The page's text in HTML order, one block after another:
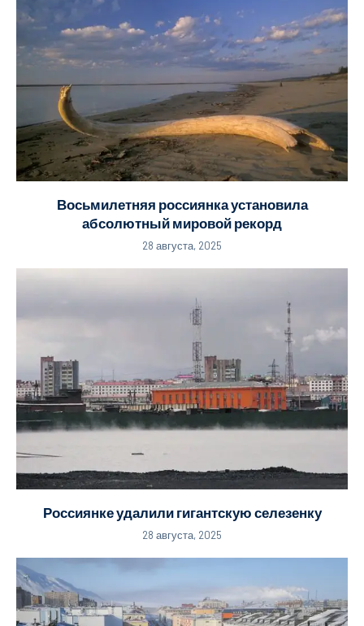
Восьмилетняя россиянка установила
абсолютный мировой рекорд
28 августа, 2025
Россиянке удалили гигантскую селезенку
28 августа, 2025